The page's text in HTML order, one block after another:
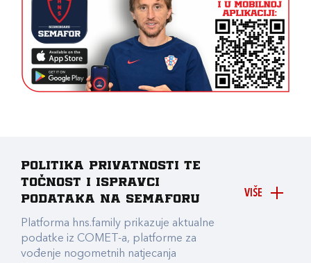
VIŠE
Politika privatnosti te
točnost i ispravci
podataka na Semaforu
Platforma hns.family prikazuje aktualne
podatke iz COMET-a, platforme za
vođenje nogometnih natjecanja